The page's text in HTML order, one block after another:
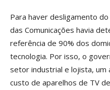
Para haver desligamento
das Comunicações havia
referência de 90% dos
tecnologia. Por isso, o
setor industrial e lojista, um
custo de aparelhos de TV